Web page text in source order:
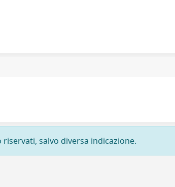
salvo diversa indicazione.